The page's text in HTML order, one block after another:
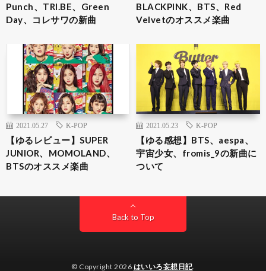
Punch、TRI.BE、Green
Day、コレサワの新曲
BLACKPINK、BTS、Red
Velvetのオススメ楽曲
2021.05.27 K-POP
【ゆるレビュー】SUPER
JUNIOR、MOMOLAND、
BTSのオススメ楽曲
2021.05.23 K-POP
【ゆる感想】BTS、aespa、
宇宙少女、fromis_9の新曲に
ついて
Back to Top
© Copyright 2026 はいいろ妄想日記.